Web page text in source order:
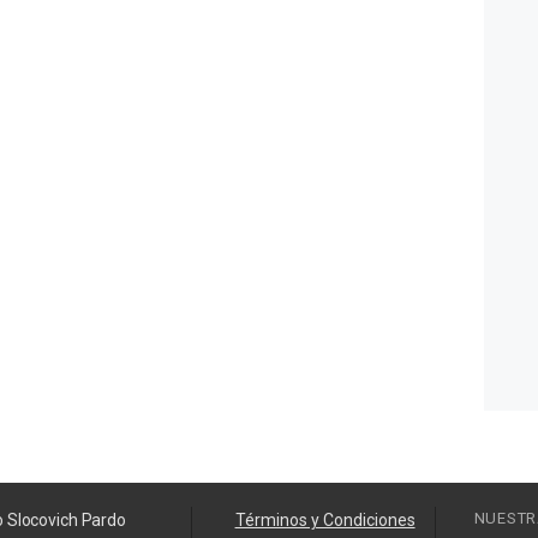
Slocovich Pardo Términos y Condiciones